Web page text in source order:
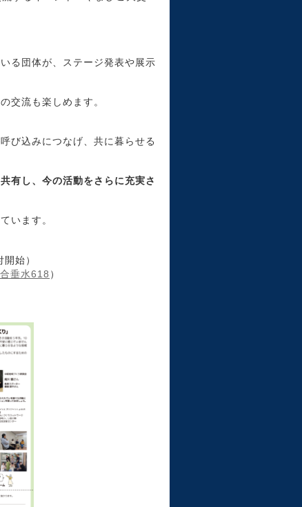
る団体が、ステージ発表や展示
交流も楽しめます。
び込みにつなげ、共に暮らせる
有し、今の活動をさらに充実さ
います。
始）
垂水618 ）